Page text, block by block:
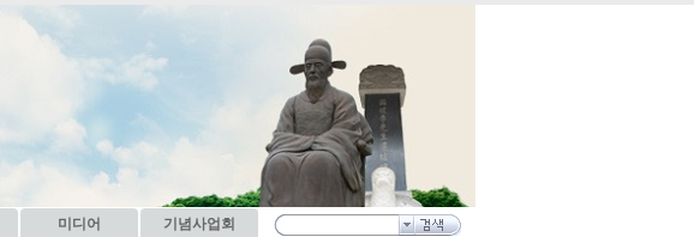
미디어 기념사업회